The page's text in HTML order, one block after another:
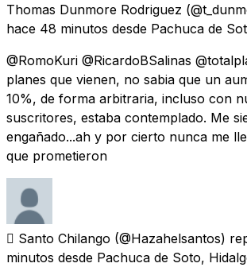
Thomas Dunmore Rodriguez
hace 48 minutos desde Pachuca de
@RomoKuri @RicardoBSalinas
planes que vienen, no sabia que un
10%, de forma arbitraria, incluso con
suscritores, estaba contemplado. Me
engañado...ah y por cierto nunca me
que prometieron
 Santo Chilango (@Hazahelsantos)
minutos desde Pachuca de Soto,